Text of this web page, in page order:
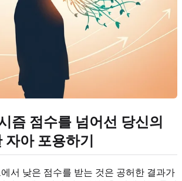
즘 점수를 넘어선 당신의
아 포용하기
서 낮은 점수를 받는 것은 공허한 결과가